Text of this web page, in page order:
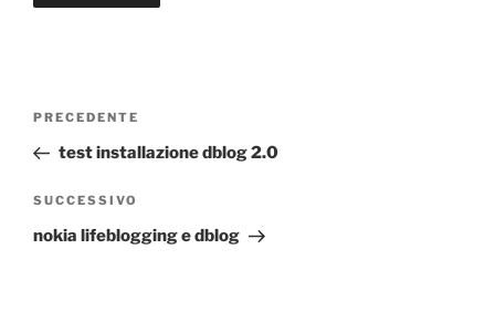
Navigazione
Articolo
precedente:
PRECEDENTE
test installazione dblog 2.0
Articolo
successivo
SUCCESSIVO
nokia lifeblogging e dblog